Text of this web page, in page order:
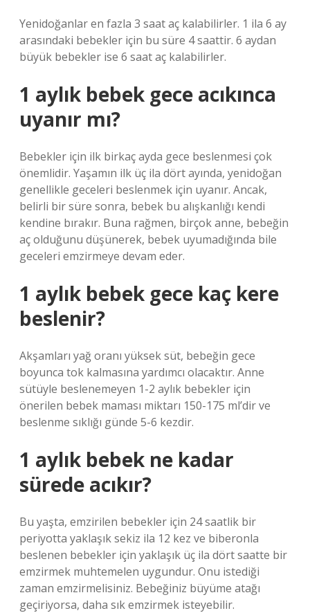
Yenidoğanlar en fazla 3 saat aç kalabilirler. 1 ila 6 ay
arasındaki bebekler için bu süre 4 saattir. 6 aydan
büyük bebekler ise 6 saat aç kalabilirler.
1 aylık bebek gece acıkınca
uyanır mı?
Bebekler için ilk birkaç ayda gece beslenmesi çok
önemlidir. Yaşamın ilk üç ila dört ayında, yenidoğan
genellikle geceleri beslenmek için uyanır. Ancak,
belirli bir süre sonra, bebek bu alışkanlığı kendi
kendine bırakır. Buna rağmen, birçok anne, bebeğin
aç olduğunu düşünerek, bebek uyumadığında bile
geceleri emzirmeye devam eder.
1 aylık bebek gece kaç kere
beslenir?
Akşamları yağ oranı yüksek süt, bebeğin gece
boyunca tok kalmasına yardımcı olacaktır. Anne
sütüyle beslenemeyen 1-2 aylık bebekler için
önerilen bebek maması miktarı 150-175 ml’dir ve
beslenme sıklığı günde 5-6 kezdir.
1 aylık bebek ne kadar
sürede acıkır?
Bu yaşta, emzirilen bebekler için 24 saatlik bir
periyotta yaklaşık sekiz ila 12 kez ve biberonla
beslenen bebekler için yaklaşık üç ila dört saatte bir
emzirmek muhtemelen uygundur. Onu istediği
zaman emzirmelisiniz. Bebeğiniz büyüme atağı
geçiriyorsa, daha sık emzirmek isteyebilir.